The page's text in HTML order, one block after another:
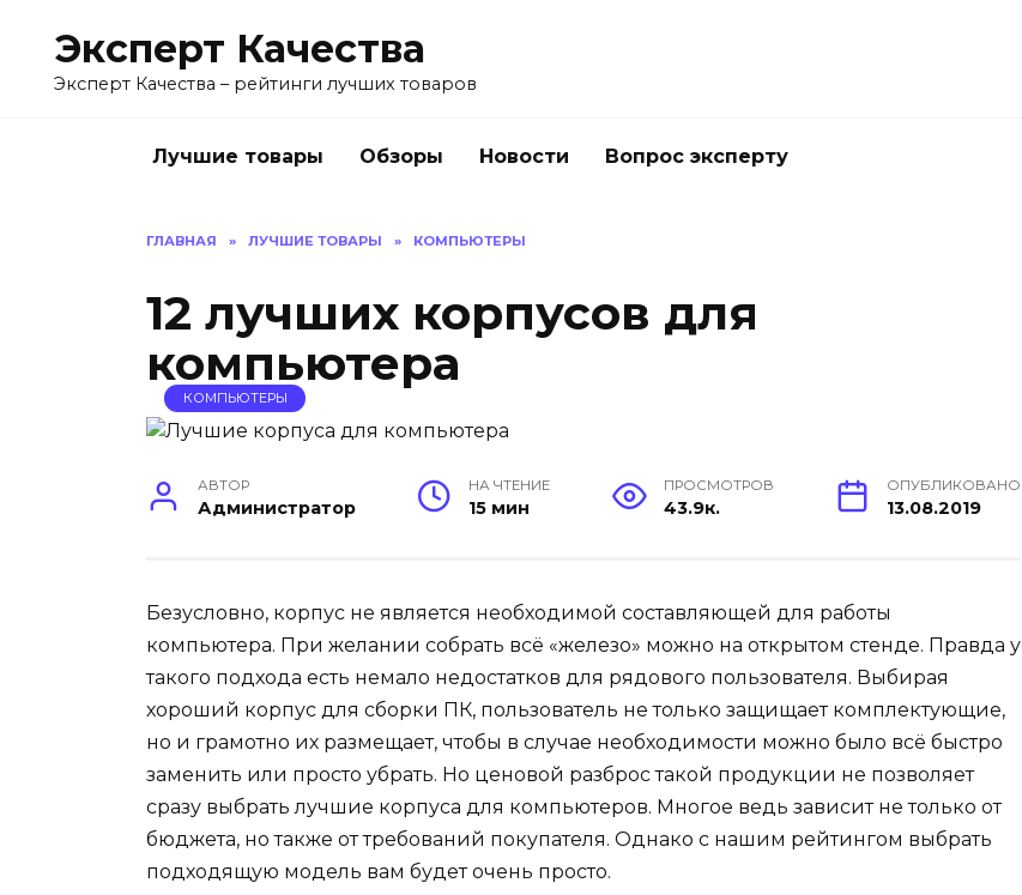
содержанию
Эксперт Качества
Эксперт Качества – рейтинги лучших товаров
Лучшие товары Обзоры Новости Вопрос эксперту
ГЛАВНАЯ » ЛУЧШИЕ ТОВАРЫ » КОМПЬЮТЕРЫ
12 лучших корпусов для
компьютера
КОМПЬЮТЕРЫ
АВТОР
Администратор
НА ЧТЕНИЕ
15 мин
ПРОСМОТРОВ
43.9к.
ОПУБЛИКОВАНО
13.08.2019
Безусловно, корпус не является необходимой составляющей для работы
компьютера. При желании собрать всё «железо» можно на открытом стенде. Правда у
такого подхода есть немало недостатков для рядового пользователя. Выбирая
хороший корпус для сборки ПК, пользователь не только защищает комплектующие,
но и грамотно их размещает, чтобы в случае необходимости можно было всё быстро
заменить или просто убрать. Но ценовой разброс такой продукции не позволяет
сразу выбрать лучшие корпуса для компьютеров. Многое ведь зависит не только от
бюджета, но также от требований покупателя. Однако с нашим рейтингом выбрать
подходящую модель вам будет очень просто.